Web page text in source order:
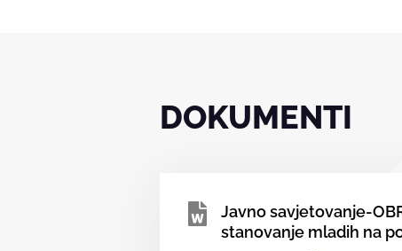
DOKUMENTI
Javno savjetovanje-
stanovanje mladih na